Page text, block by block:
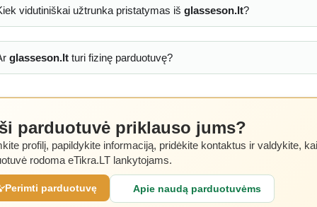
vidutiniškai užtrunka pristatymas iš glasseson.lt?
glasseson.ltturi fizinę parduotuvę?
parduotuvė priklauso jums?
profilį, papildykite informaciją, pridėkite kontaktus ir valdykite,
rodoma eTikra.LT lankytojams.
Perimti parduotuvę Apie naudą parduotuvėms